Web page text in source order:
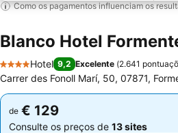
Como os pagamentos influenciam os
Blanco Hotel
4 Estrelas
Hotel 9,2 Excelente (2.641
Carrer des Fonoll Marí, 50, 07871,
de € 129
Consulte os preços de 13 sites
de € 129
Consulte os preços de 13 sites